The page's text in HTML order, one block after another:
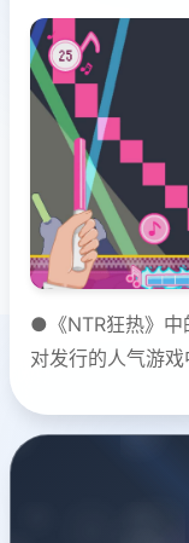
●《NTR狂热》中
对发行的人气游戏